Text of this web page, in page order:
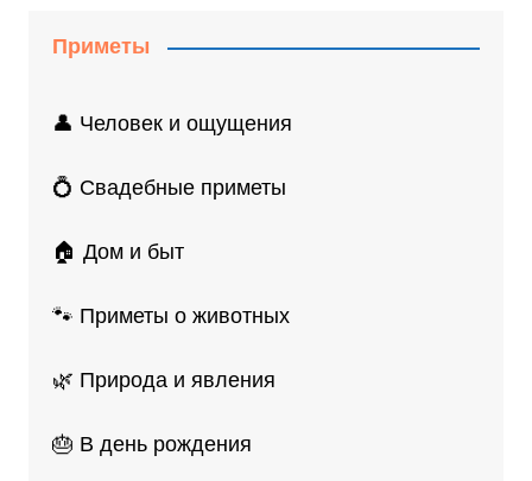
Приметы
👤 Человек и ощущения
💍 Свадебные приметы
🏠 Дом и быт
🐾 Приметы о животных
🌿 Природа и явления
🎂 В день рождения